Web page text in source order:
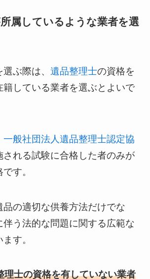
属しているような業者を選
ぶ際は、 遺品整理士の資格を
籍している業者を選ぶとよいで
一般社団法人遺品整理士認定協
される試験に合格した者のみが
す。
品の適切な供養方法だけでな
伴う法的な問題に関する広範な
す。
理士の資格を有していない業者